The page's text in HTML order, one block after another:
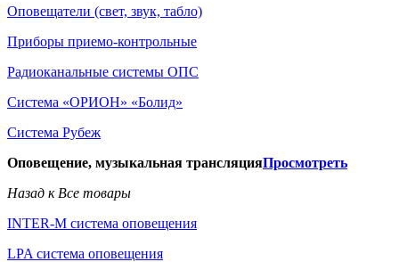
Оповещатели (свет, звук, табло)
Приборы приемо-контрольные
Радиоканальные системы ОПС
Система «ОРИОН» «Болид»
Система Рубеж
Оповещение, музыкальная трансляцияПросмотреть
Назад к Все товары
INTER-M система оповещения
LPA система оповещения